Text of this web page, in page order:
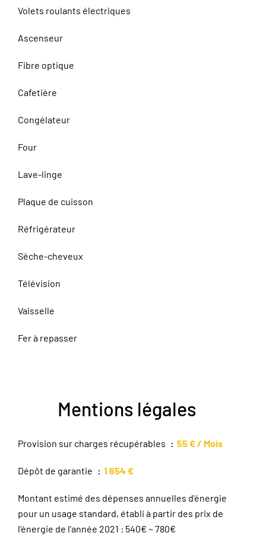
Volets roulants électriques
Ascenseur
Fibre optique
Cafetière
Congélateur
Four
Lave-linge
Plaque de cuisson
Réfrigérateur
Sèche-cheveux
Télévision
Vaisselle
Fer à repasser
Mentions légales
Provision sur charges récupérables 55 € / Mois
Dépôt de garantie 1 654 €
Montant estimé des dépenses annuelles d'énergie
pour un usage standard, établi à partir des prix de
l'énergie de l'année 2021 : 540€ ~ 780€